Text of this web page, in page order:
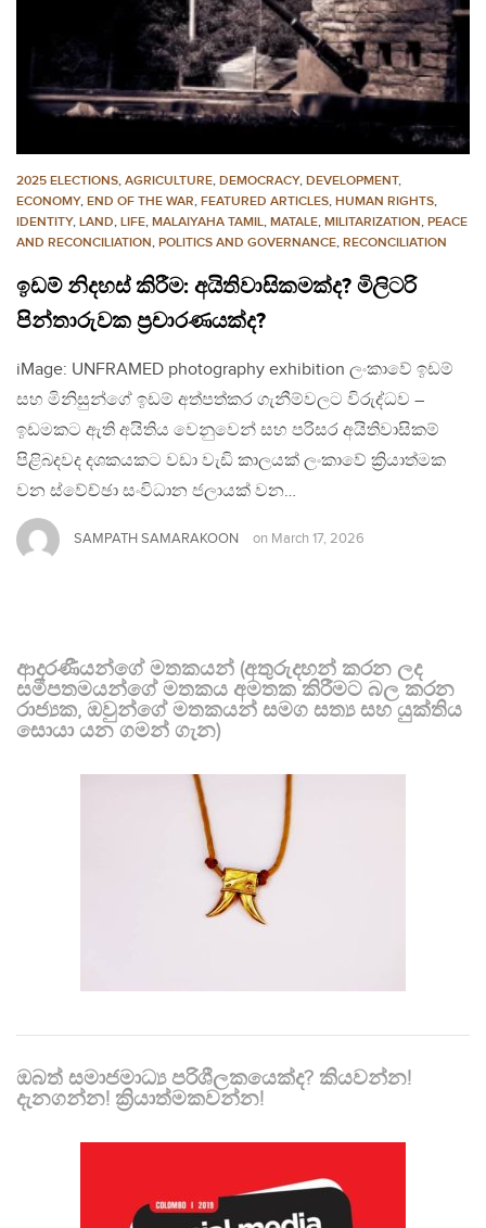
2025 ELECTIONS, AGRICULTURE, DEMOCRACY, DEVELOPMENT,
ECONOMY, END OF THE WAR, FEATURED ARTICLES, HUMAN RIGHTS,
IDENTITY, LAND, LIFE, MALAIYAHA TAMIL, MATALE, MILITARIZATION, PEACE
AND RECONCILIATION, POLITICS AND GOVERNANCE, RECONCILIATION
ඉඩම් නිදහස් කිරීම: අයිතිවාසිකමක්ද? මිලිටරි
පින්තාරුවක ප්‍රචාරණයක්ද?
iMage: UNFRAMED photography exhibition ලංකාවේ ඉඩම්
සහ මිනිසුන්ගේ ඉඩම් අත්පත්කර ගැනීම්වලට විරුද්ධව –
ඉඩමකට ඇති අයිතිය වෙනුවෙන් සහ පරිසර අයිතිවාසිකම්
පිළිබදවද දශකයකට වඩා වැඩි කාලයක් ලංකාවේ ක්‍රියාත්මක
වන ස්වේච්ඡා සංවිධාන ජලායක් වන…
SAMPATH SAMARAKOON on March 17, 2026
ආදරණීයන්ගේ මතකයන් (අතුරුදහන් කරන ලද
සමීපතමයන්ගේ මතකය අමතක කිරීමට බල කරන
රාජ්‍යක, ඔවුන්ගේ මතකයන් සමග සත්‍ය සහ යුක්තිය
සොයා යන ගමන් ගැන)
ඔබත් සමාජමාධ්‍ය පරිශීලකයෙක්ද? කියවන්න!
දැනගන්න! ක්‍රියාත්මකවන්න!